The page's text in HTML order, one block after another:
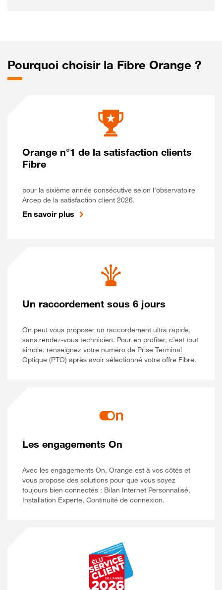
Pourquoi choisir la Fibre Orange ?
Orange n°1 de la satisfaction clients
Fibre
pour la sixième année consécutive selon l’observatoire
Arcep de la satisfaction client 2026.
En savoir plus
Un raccordement sous 6 jours
On peut vous proposer un raccordement ultra rapide,
sans rendez-vous technicien. Pour en profiter, c’est tout
simple, renseignez votre numéro de Prise Terminal
Optique (PTO) après avoir sélectionné votre offre Fibre.
Les engagements On
Avec les engagements On, Orange est à vos côtés et
vous propose des solutions pour que vous soyez
toujours bien connectés : Bilan Internet Personnalisé,
Installation Experte, Continuité de connexion.